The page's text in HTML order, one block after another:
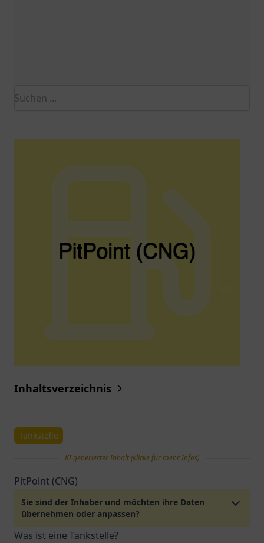
Inhaltsverzeichnis
Tankstelle
KI generierter Inhalt (klicke für mehr Infos)
PitPoint (CNG)
Sie sind der Inhaber und möchten ihre Daten
übernehmen oder anpassen?
Was ist eine Tankstelle?